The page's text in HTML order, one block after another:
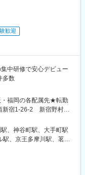
阪急行)、茨木駅、北新
駅、刈谷駅、赤池駅(愛
駅、天神駅、小倉駅(福
、天神南駅、大橋駅(福
道駅、浜松町駅、西日
駅、二子新地駅、阿倍野
なかもず駅、千鳥橋
駅、祇園駅(福岡県)、西
服町駅(福岡県)、香椎宮
海浜幕張駅、誉田駅、
ンパス駅、新千葉駅、
南浦和駅、さいたま新都
元郷駅、西川口駅、東
越駅、蕨駅、志木駅、
前駅、西大橋駅、肥後
駅(南海線)、天満橋駅、
真南駅、横堤駅、矢田
)、出戸駅、中津駅(大阪
(地下鉄)、中崎町駅、
神線)、中村公園駅、矢
野駅(名古屋市営)、伏屋
駅、大手町駅(東京都)、
駅、五反田駅、中目黒
歓迎
中研修で安心デビュー
多数
・福岡の各配属先★転勤
新宿1-26-2 新宿野村ビ
1-1 JPタワー名古屋21
大阪阪急ビル3階 ＜福岡
ビル3階 ★配属先につ
さい！★本社について
！大都会の絶景が望め
、神谷町駅、大手町駅
駅、京王多摩川駅、茗荷
らい駅、天王町駅、横浜
、芝公園駅、赤坂駅(東